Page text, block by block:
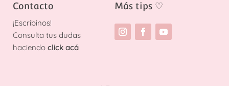
Contacto
¡Escribinos!
Consulta tus dudas
haciendo click acá
Más tips ♡